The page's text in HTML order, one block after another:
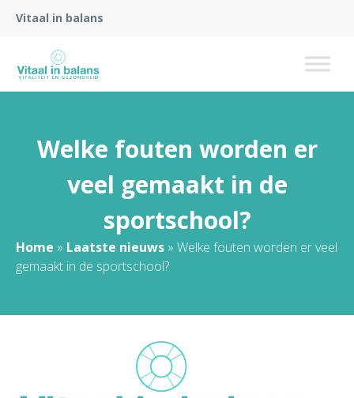
Vitaal in balans
Welke fouten worden er
veel gemaakt in de
sportschool?
Home » Laatste nieuws » Welke fouten worden er veel
gemaakt in de sportschool?